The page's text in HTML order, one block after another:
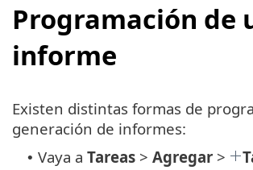
Programación de
informe
Existen distintas formas de
generación de informes:
• Vaya a Tareas > Agregar >